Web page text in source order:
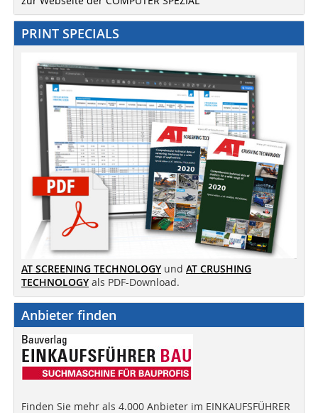
PRINT SPECIALS
AT SCREENING TECHNOLOGY und AT CRUSHING
TECHNOLOGY als PDF-Download.
Anbieter finden
Finden Sie mehr als 4.000 Anbieter im EINKAUFSFÜHRER